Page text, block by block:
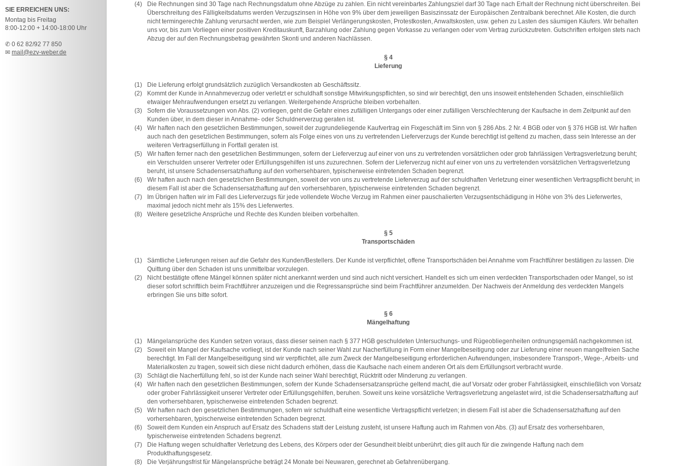
SIE ERREICHEN UNS:
Montag bis Freitag
8:00-12:00 + 14:00-18:00 Uhr
✆ 0 62 82/92 77 850
✉ mail@ezv-weber.de
(4)
Die Rechnungen sind 30 Tage nach Rechnungsdatum ohne Abzüge zu zahlen. Ein nicht vereinbartes Zahlungsziel darf 30 Tage nach Erhalt der Rechnung nicht überschreiten. Bei
Überschreitung des Fälligkeitsdatums werden Verzugszinsen in Höhe von 9% über dem jeweiligen Basiszinssatz der Europäischen Zentralbank berechnet. Alle Kosten, die durch
nicht termingerechte Zahlung verursacht werden, wie zum Beispiel Verlängerungskosten, Protestkosten, Anwaltskosten, usw. gehen zu Lasten des säumigen Käufers. Wir behalten
uns vor, bis zum Vorliegen einer positiven Kreditauskunft, Barzahlung oder Zahlung gegen Vorkasse zu verlangen oder vom Vertrag zurückzutreten. Gutschriften erfolgen stets nach
Abzug der auf den Rechnungsbetrag gewährten Skonti und anderen Nachlässen.
§ 4
Lieferung
(1)
Die Lieferung erfolgt grundsätzlich zuzüglich Versandkosten ab Geschäftssitz.
(2)
Kommt der Kunde in Annahmeverzug oder verletzt er schuldhaft sonstige Mitwirkungspflichten, so sind wir berechtigt, den uns insoweit entstehenden Schaden, einschließlich
etwaiger Mehraufwendungen ersetzt zu verlangen. Weitergehende Ansprüche bleiben vorbehalten.
(3)
Sofern die Voraussetzungen von Abs. (2) vorliegen, geht die Gefahr eines zufälligen Untergangs oder einer zufälligen Verschlechterung der Kaufsache in dem Zeitpunkt auf den
Kunden über, in dem dieser in Annahme- oder Schuldnerverzug geraten ist.
(4)
Wir haften nach den gesetzlichen Bestimmungen, soweit der zugrundeliegende Kaufvertrag ein Fixgeschäft im Sinn von § 286 Abs. 2 Nr. 4 BGB oder von § 376 HGB ist. Wir haften
auch nach den gesetzlichen Bestimmungen, sofern als Folge eines von uns zu vertretenden Lieferverzugs der Kunde berechtigt ist geltend zu machen, dass sein Interesse an der
weiteren Vertragserfüllung in Fortfall geraten ist.
(5)
Wir haften ferner nach den gesetzlichen Bestimmungen, sofern der Lieferverzug auf einer von uns zu vertretenden vorsätzlichen oder grob fahrlässigen Vertragsverletzung beruht;
ein Verschulden unserer Vertreter oder Erfüllungsgehilfen ist uns zuzurechnen. Sofern der Lieferverzug nicht auf einer von uns zu vertretenden vorsätzlichen Vertragsverletzung
beruht, ist unsere Schadensersatzhaftung auf den vorhersehbaren, typischerweise eintretenden Schaden begrenzt.
(6)
Wir haften auch nach den gesetzlichen Bestimmungen, soweit der von uns zu vertretende Lieferverzug auf der schuldhaften Verletzung einer wesentlichen Vertragspflicht beruht; in
diesem Fall ist aber die Schadensersatzhaftung auf den vorhersehbaren, typischerweise eintretenden Schaden begrenzt.
(7)
Im Übrigen haften wir im Fall des Lieferverzugs für jede vollendete Woche Verzug im Rahmen einer pauschalierten Verzugsentschädigung in Höhe von 3% des Lieferwertes,
maximal jedoch nicht mehr als 15% des Lieferwertes.
(8)
Weitere gesetzliche Ansprüche und Rechte des Kunden bleiben vorbehalten.
§ 5
Transportschäden
(1)
Sämtliche Lieferungen reisen auf die Gefahr des Kunden/Bestellers. Der Kunde ist verpflichtet, offene Transportschäden bei Annahme vom Frachtführer bestätigen zu lassen. Die
Quittung über den Schaden ist uns unmittelbar vorzulegen.
(2)
Nicht bestätigte offene Mängel können später nicht anerkannt werden und sind auch nicht versichert. Handelt es sich um einen verdeckten Transportschaden oder Mangel, so ist
dieser sofort schriftlich beim Frachtführer anzuzeigen und die Regressansprüche sind beim Frachtführer anzumelden. Der Nachweis der Anmeldung des verdeckten Mangels
erbringen Sie uns bitte sofort.
§ 6
Mängelhaftung
(1)
Mängelansprüche des Kunden setzen voraus, dass dieser seinen nach § 377 HGB geschuldeten Untersuchungs- und Rügeobliegenheiten ordnungsgemäß nachgekommen ist.
(2)
Soweit ein Mangel der Kaufsache vorliegt, ist der Kunde nach seiner Wahl zur Nacherfüllung in Form einer Mangelbeseitigung oder zur Lieferung einer neuen mangelfreien Sache
berechtigt. Im Fall der Mangelbeseitigung sind wir verpflichtet, alle zum Zweck der Mangelbeseitigung erforderlichen Aufwendungen, insbesondere Transport-, Wege-, Arbeits- und
Materialkosten zu tragen, soweit sich diese nicht dadurch erhöhen, dass die Kaufsache nach einem anderen Ort als dem Erfüllungsort verbracht wurde.
(3)
Schlägt die Nacherfüllung fehl, so ist der Kunde nach seiner Wahl berechtigt, Rücktritt oder Minderung zu verlangen.
(4)
Wir haften nach den gesetzlichen Bestimmungen, sofern der Kunde Schadensersatzansprüche geltend macht, die auf Vorsatz oder grober Fahrlässigkeit, einschließlich von Vorsatz
oder grober Fahrlässigkeit unserer Vertreter oder Erfüllungsgehilfen, beruhen. Soweit uns keine vorsätzliche Vertragsverletzung angelastet wird, ist die Schadensersatzhaftung auf
den vorhersehbaren, typischerweise eintretenden Schaden begrenzt.
(5)
Wir haften nach den gesetzlichen Bestimmungen, sofern wir schuldhaft eine wesentliche Vertragspflicht verletzen; in diesem Fall ist aber die Schadensersatzhaftung auf den
vorhersehbaren, typischerweise eintretenden Schaden begrenzt.
(6)
Soweit dem Kunden ein Anspruch auf Ersatz des Schadens statt der Leistung zusteht, ist unsere Haftung auch im Rahmen von Abs. (3) auf Ersatz des vorhersehbaren,
typischerweise eintretenden Schadens begrenzt.
(7)
Die Haftung wegen schuldhafter Verletzung des Lebens, des Körpers oder der Gesundheit bleibt unberührt; dies gilt auch für die zwingende Haftung nach dem
Produkthaftungsgesetz.
(8)
Die Verjährungsfrist für Mängelansprüche beträgt 24 Monate bei Neuwaren, gerechnet ab Gefahrenübergang.